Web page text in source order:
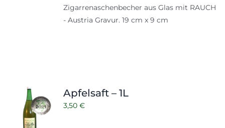
Zigarrenaschenbecher aus Glas mit RAUCH
- Austria Gravur. 19 cm x 9 cm
Apfelsaft – 1L
3,50 €